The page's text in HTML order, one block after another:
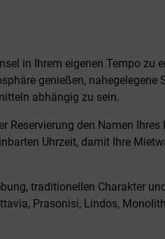
in Ihrem eigenen Tempo zu
genießen, nahegelegene
abhängig zu sein.
den Namen
Uhrzeit, damit Ihre
traditionellen Charakter
Prasonisi, Lindos,